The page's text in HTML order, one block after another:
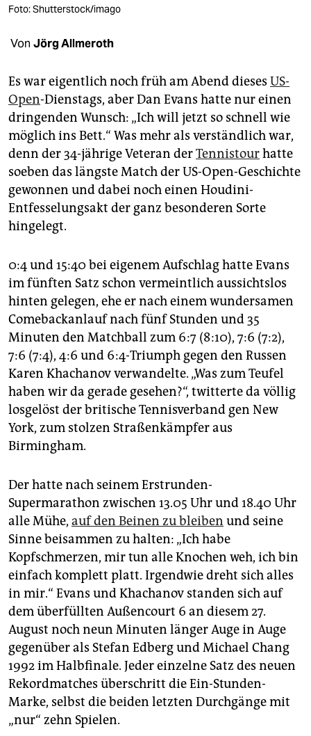
veranstaltungen
unterstützen
abo
genossenschaft
epaper login
Foto: Shutterstock/imago
Von Jörg Allmeroth
Es war eigentlich noch früh am Abend dieses US-
Open-Dienstags, aber Dan Evans hatte nur einen
dringenden Wunsch: „Ich will jetzt so schnell wie
möglich ins Bett.“ Was mehr als verständlich war,
denn der 34-jährige Veteran derTennistourhatte
soeben das längste Match der US-Open-Geschichte
gewonnen und dabei noch einen Houdini-
Entfesselungsakt der ganz besonderen Sorte
hingelegt.
0:4 und 15:40 bei eigenem Aufschlag hatte Evans
im fünften Satz schon vermeintlich aussichtslos
hinten gelegen, ehe er nach einem wundersamen
Comebackanlauf nach fünf Stunden und 35
Minuten den Matchball zum 6:7 (8:10), 7:6 (7:2),
7:6 (7:4), 4:6 und 6:4-Triumph gegen den Russen
Karen Khachanov verwandelte. „Was zum Teufel
haben wir da gerade gesehen?“, twitterte da völlig
losgelöst der britische Tennisverband gen New
York, zum stolzen Straßenkämpfer aus
Birmingham.
Der hatte nach seinem Erstrunden-
Supermarathon zwischen 13.05 Uhr und 18.40 Uhr
alle Mühe, auf den Beinen zu bleiben und seine
Sinne beisammen zu halten: „Ich habe
Kopfschmerzen, mir tun alle Knochen weh, ich bin
einfach komplett platt. Irgendwie dreht sich alles
in mir.“ Evans und Khachanov standen sich auf
dem überfüllten Außencourt 6 an diesem 27.
August noch neun Minuten länger Auge in Auge
gegenüber als Stefan Edberg und Michael Chang
1992 im Halbfinale. Jeder einzelne Satz des neuen
Rekordmatches überschritt die Ein-Stunden-
Marke, selbst die beiden letzten Durchgänge mit
„nur“ zehn Spielen.